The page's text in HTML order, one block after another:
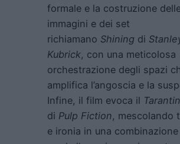
formale e la costruzione
immagini e dei set
richiamano Shining di
Kubrick, con una meticolosa
orchestrazione degli spazi
amplifica l’angoscia e la
Infine, il film evoca il
di Pulp Fiction, mescolando
e ironia in una